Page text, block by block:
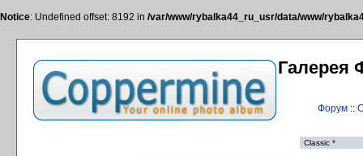
Notice: Undefined offset: 8192 in /var/www/rybalka44_ru_usr/data/www/
Галерея
Форум::